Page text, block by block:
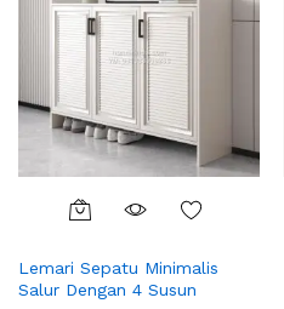
Lemari Sepatu Minimalis
Salur Dengan 4 Susun